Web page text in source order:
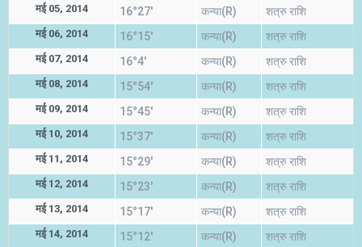
मई 05, 2014 16°27' कन्या(R) शत्रु राशि
मई 06, 2014 16°15' कन्या(R) शत्रु राशि
मई 07, 2014 16°4' कन्या(R) शत्रु राशि
मई 08, 2014 15°54' कन्या(R) शत्रु राशि
मई 09, 2014 15°45' कन्या(R) शत्रु राशि
मई 10, 2014 15°37' कन्या(R) शत्रु राशि
मई 11, 2014 15°29' कन्या(R) शत्रु राशि
मई 12, 2014 15°23' कन्या(R) शत्रु राशि
मई 13, 2014 15°17' कन्या(R) शत्रु राशि
मई 14, 2014 15°12' कन्या(R) शत्रु राशि